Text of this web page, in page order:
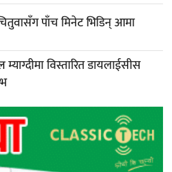
पाँच मिनेट भिडिन् आमा
म्याग्दीमा विस्तारित डायलाईसीस